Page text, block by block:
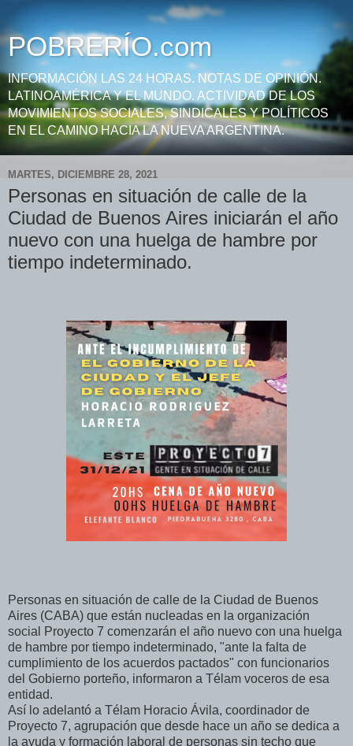
POBRERÍO.com
INFORMACIÓN LAS 24 HORAS. NOTAS DE OPINIÓN.
LATINOAMÉRICA Y EL MUNDO. ACTIVIDAD DE LOS
MOVIMIENTOS SOCIALES, SINDICALES Y POLÍTICOS
EN EL CAMINO HACIA LA NUEVA ARGENTINA.
MARTES, DICIEMBRE 28, 2021
Personas en situación de calle de la
Ciudad de Buenos Aires iniciarán el año
nuevo con una huelga de hambre por
tiempo indeterminado.
Personas en situación de calle de la Ciudad de Buenos
Aires (CABA) que están nucleadas en la organización
social Proyecto 7 comenzarán el año nuevo con una huelga
de hambre por tiempo indeterminado, "ante la falta de
cumplimiento de los acuerdos pactados" con funcionarios
del Gobierno porteño, informaron a Télam voceros de esa
entidad.
Así lo adelantó a Télam Horacio Ávila, coordinador de
Proyecto 7, agrupación que desde hace un año se dedica a
la ayuda y formación laboral de personas sin techo que